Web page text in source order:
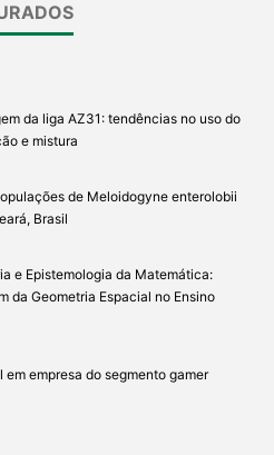
da liga AZ31: tendências no uso do
e mistura
de Meloidogyne enterolobii
Brasil
e Epistemologia da Matemática:
da Geometria Espacial no Ensino
empresa do segmento gamer